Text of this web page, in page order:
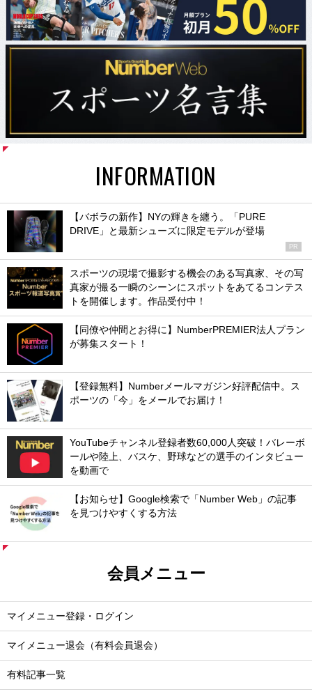
INFORMATION
【バボラの新作】NYの輝きを纏う。「PURE
DRIVE」と最新シューズに限定モデルが登場
PR
スポーツの現場で撮影する機会のある写真家、その写
真家が撮る一瞬のシーンにスポットをあてるコンテス
トを開催します。作品受付中！
【同僚や仲間とお得に】NumberPREMIER法人プラン
が募集スタート！
【登録無料】Numberメールマガジン好評配信中。ス
ポーツの「今」をメールでお届け！
YouTubeチャンネル登録者数60,000人突破！バレーボ
ールや陸上、バスケ、野球などの選手のインタビュー
を動画で
【お知らせ】Google検索で「Number Web」の記事
を見つけやすくする方法
会員メニュー
マイメニュー登録・ログイン
マイメニュー退会（有料会員退会）
有料記事一覧